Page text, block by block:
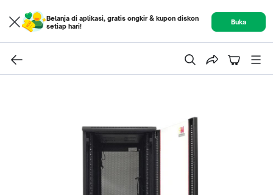
Belanja di aplikasi, gratis ongkir & kupon diskon
setiap hari!
Buka